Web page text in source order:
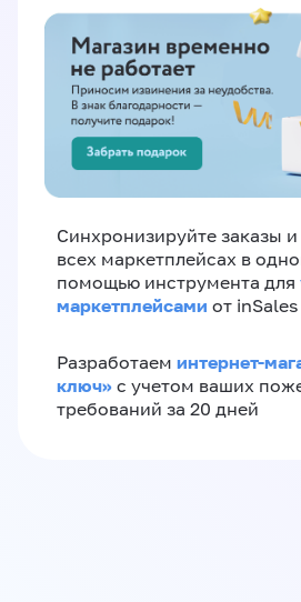
Синхронизируйте заказы и
всех маркетплейсах в
помощью инструмента для
маркетплейсами от inSales
Разработаем интернет-
ключ»‎ с учетом ваших
требований за 20 дней